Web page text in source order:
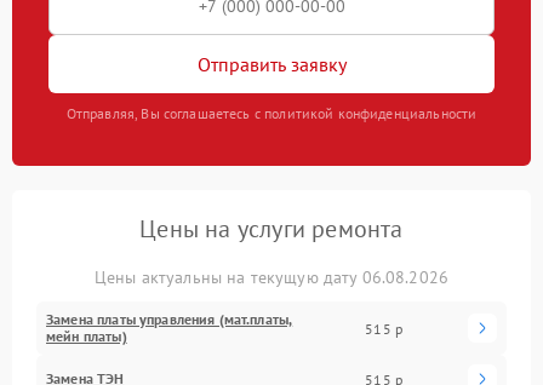
Отправить заявку
Отправляя, Вы соглашаетесь с политикой конфиденциальности
Цены на услуги ремонта
Цены актуальны на текущую дату 06.08.2026
Замена платы управления (мат.платы,
мейн платы)
515 р
Замена ТЭН 515 р